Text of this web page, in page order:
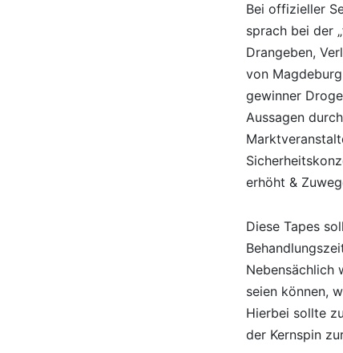
Bei offizieller
sprach bei der
Drangeben,
von
gewinner
Aussagen
erhöht &
Diese Tapes
Nebensächlich
seien können,
Hierbei sollte
der Kernspin